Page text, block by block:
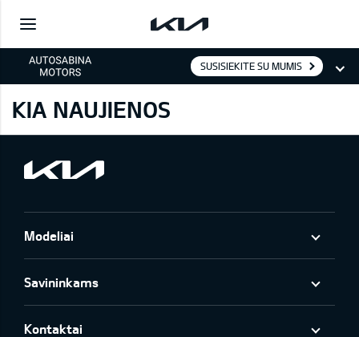
SUSISIEKITE SU MUMIS
KIA NAUJIENOS
Modeliai
Savininkams
Kontaktai